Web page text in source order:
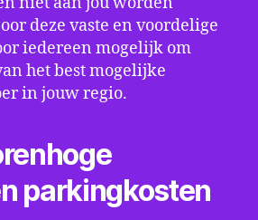
deze vaste en voordelige
iedereen mogelijk om
het best mogelijke
in jouw regio.
parkingkosten